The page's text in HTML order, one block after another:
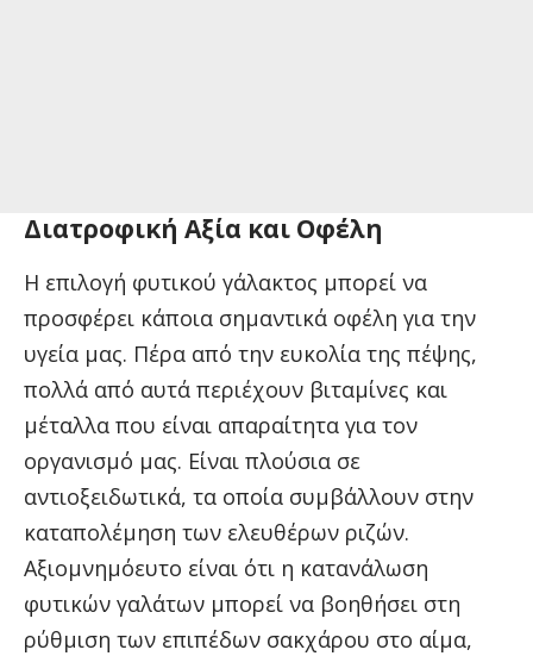
Διατροφική Αξία και Οφέλη
Η επιλογή φυτικού γάλακτος μπορεί να
προσφέρει κάποια σημαντικά οφέλη για την
υγεία μας. Πέρα από την ευκολία της πέψης,
πολλά από αυτά περιέχουν βιταμίνες και
μέταλλα που είναι απαραίτητα για τον
οργανισμό μας. Είναι πλούσια σε
αντιοξειδωτικά, τα οποία συμβάλλουν στην
καταπολέμηση των ελευθέρων ριζών.
Αξιομνημόευτο είναι ότι η κατανάλωση
φυτικών γαλάτων μπορεί να βοηθήσει στη
ρύθμιση των επιπέδων σακχάρου στο αίμα,